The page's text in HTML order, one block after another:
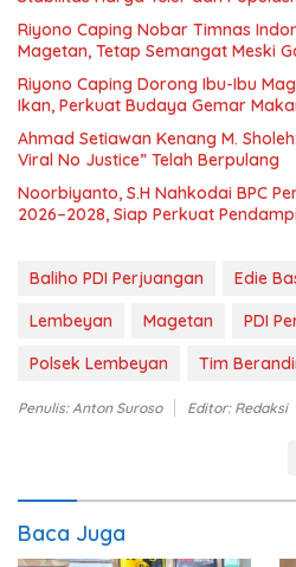
Riyono Caping Nobar Timnas
Magetan, Tetap Semangat Meski
Riyono Caping Dorong Ibu-Ibu
Ikan, Perkuat Budaya Gemar
Ahmad Setiawan Kenang M.
Viral No Justice” Telah Berpulang
Noorbiyanto, S.H Nahkodai BPC
2026–2028, Siap Perkuat
Baliho PDI Perjuangan
Edie
Lembeyan
Magetan
PDI
Polsek Lembeyan
Tim
Penulis: Anton Suroso Editor: Redaksi
Baca Juga